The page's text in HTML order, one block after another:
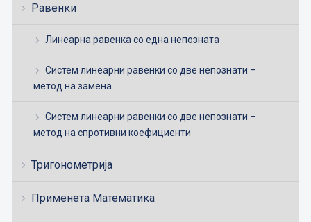
Равенки
Линеарна равенка со една непозната
Систем линеарни равенки со две непознати –
метод на замена
Систем линеарни равенки со две непознати –
метод на спротивни коефициенти
Тригонометрија
Применета Математика